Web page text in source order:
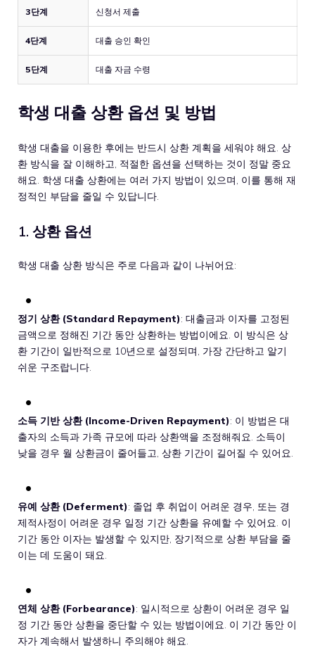
3단계 신청서 제출
4단계 대출 승인 확인
5단계 대출 자금 수령
학생 대출 상환 옵션 및 방법
학생 대출을 이용한 후에는 반드시 상환 계획을 세워야 해요. 상
환 방식을 잘 이해하고, 적절한 옵션을 선택하는 것이 정말 중요
해요. 학생 대출 상환에는 여러 가지 방법이 있으며, 이를 통해 재
정적인 부담을 줄일 수 있답니다.
1. 상환 옵션
학생 대출 상환 방식은 주로 다음과 같이 나뉘어요:
정기 상환 (Standard Repayment): 대출금과 이자를 고정된
금액으로 정해진 기간 동안 상환하는 방법이에요. 이 방식은 상
환 기간이 일반적으로 10년으로 설정되며, 가장 간단하고 알기
쉬운 구조랍니다.
소득 기반 상환 (Income-Driven Repayment): 이 방법은 대
출자의 소득과 가족 규모에 따라 상환액을 조정해줘요. 소득이
낮을 경우 월 상환금이 줄어들고, 상환 기간이 길어질 수 있어요.
유예 상환 (Deferment): 졸업 후 취업이 어려운 경우, 또는 경
제적사정이 어려운 경우 일정 기간 상환을 유예할 수 있어요. 이
기간 동안 이자는 발생할 수 있지만, 장기적으로 상환 부담을 줄
이는 데 도움이 돼요.
연체 상환 (Forbearance): 일시적으로 상환이 어려운 경우 일
정 기간 동안 상환을 중단할 수 있는 방법이에요. 이 기간 동안 이
자가 계속해서 발생하니 주의해야 해요.